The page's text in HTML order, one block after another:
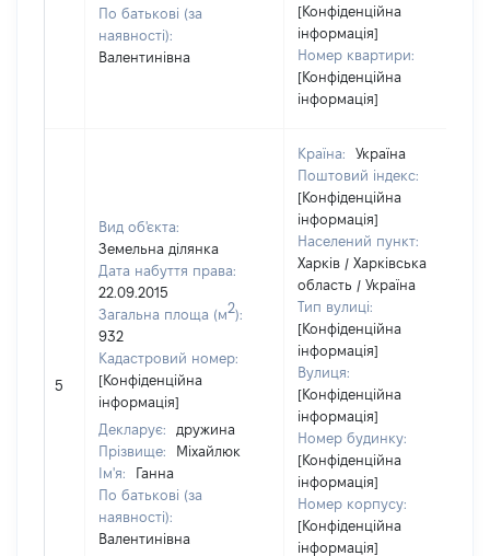
По батькові (за
наявності):
Валентинівна
[Конфіденційна
інформація]
Номер квартири:
[Конфіденційна
інформація]
5
Вид об'єкта:
Земельна ділянка
Дата набуття права:
22.09.2015
Загальна площа (м2):
932
Кадастровий номер:
[Конфіденційна
інформація]
Декларує:
дружина
Прізвище:
Міхайлюк
Ім'я:
Ганна
По батькові (за
наявності):
Валентинівна
Країна:
Україна
Поштовий індекс:
[Конфіденційна
інформація]
Населений пункт:
Харків / Харківська
область / Україна
Тип вулиці:
[Конфіденційна
інформація]
Вулиця:
[Конфіденційна
інформація]
Номер будинку:
[Конфіденційна
інформація]
Номер корпусу:
[Конфіденційна
інформація]